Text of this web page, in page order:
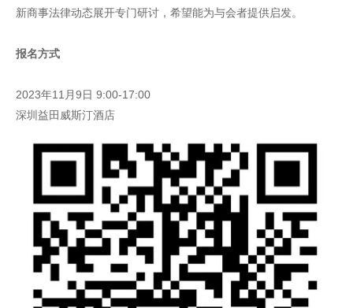
新商事法律动态展开专门研讨，希望能为与会者提供启发。
报名方式
2023年11月9日 9:00-17:00
深圳益田威斯汀酒店